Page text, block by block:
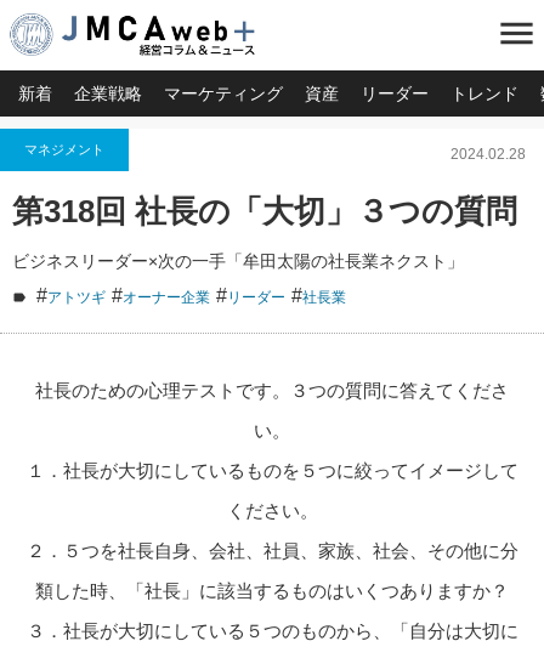
menu
新着 企業戦略 マーケティング 資産 リーダー トレンド
マネジメント 2024.02.28
第318回 社長の「大切」３つの質問
ビジネスリーダー×次の一手「牟田太陽の社長業ネクスト」
#アトツギ #オーナー企業 #リーダー #社長業
社長のための心理テストです。３つの質問に答えてくださ
い。
１．社長が大切にしているものを５つに絞ってイメージして
ください。
２．５つを社長自身、会社、社員、家族、社会、その他に分
類した時、「社長」に該当するものはいくつありますか？
３．社長が大切にしている５つのものから、「自分は大切に